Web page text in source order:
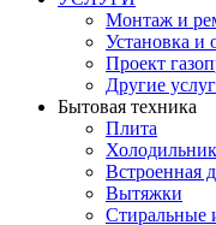
Монтаж и
Установка и
Проект
Другие
Бытовая техника
Плита
Холодильник
Встроенная
Вытяжки